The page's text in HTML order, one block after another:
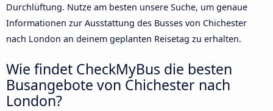
Durchlüftung. Nutze am besten unsere Suche, um genaue
Informationen zur Ausstattung des Busses von Chichester
nach London an deinem geplanten Reisetag zu erhalten.
Wie findet CheckMyBus die besten
Busangebote von Chichester nach
London?